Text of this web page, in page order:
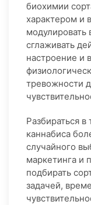
биохимии
характером и
модулировать
сглаживать
настроение и
тревожности
Разбираться
каннабиса
случайного
маркетинга и
подбирать
задачей,